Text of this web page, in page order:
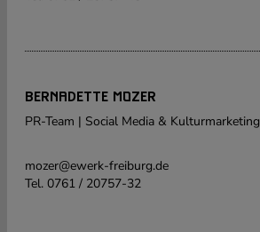
BERNADETTE MOZER
PR-Team | Social Media & Kulturmarketing
mozer@ewerk-freiburg.de
Tel. 0761 / 20757-32